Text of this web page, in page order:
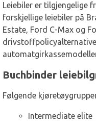
Leiebiler er tilgjengelige
forskjellige leiebiler på
Estate, Ford C-Max og
Buchbinder
Følgende
Intermediate elite